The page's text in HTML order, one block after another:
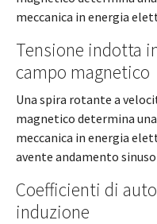
meccanica in energia
Tensione indotta
campo magnetico
Una spira rotante a
magnetico determina
meccanica in energia
avente andamento
Coefficienti di
induzione